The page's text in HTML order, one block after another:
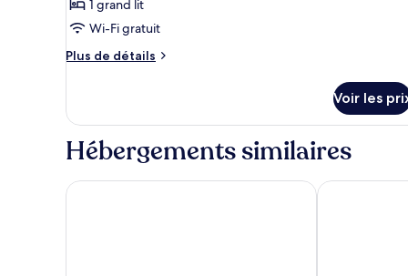
Bed
and
Single
type
chambre :
grand
1 grand lit
Wi-Fi gratuit
Plus de détails
Plus
le
type
de
Chambre
Voir les
Hébergements similaires
Courtyard by Marriott Budapest City Center
Boho